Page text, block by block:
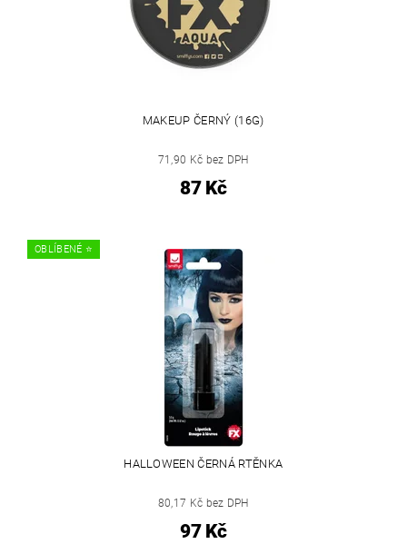
MAKEUP ČERNÝ (16G)
71,90 Kč bez DPH
87 Kč
OBLÍBENÉ ⭐️
HALLOWEEN ČERNÁ RTĚNKA
80,17 Kč bez DPH
97 Kč